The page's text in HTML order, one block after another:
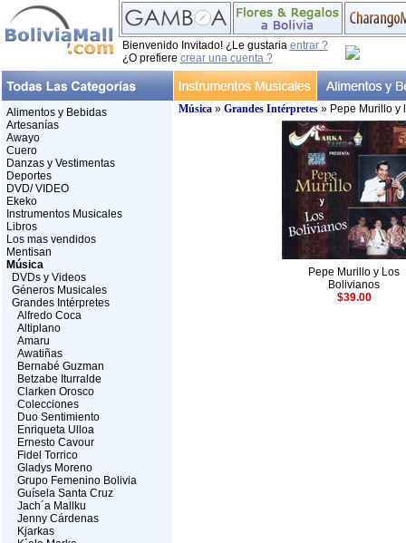
Bienvenido Invitado! ¿Le gustaria entrar ?
¿O prefiere crear una cuenta ?
Alimentos y Bebidas
Artesanías
Awayo
Cuero
Danzas y Vestimentas
Deportes
DVD/ VIDEO
Ekeko
Instrumentos Musicales
Libros
Los mas vendidos
Mentisan
Música
DVDs y Videos
Géneros Musicales
Grandes Intérpretes
Alfredo Coca
Altiplano
Amaru
Awatiñas
Bernabé Guzman
Betzabe Iturralde
Clarken Orosco
Colecciones
Duo Sentimiento
Enriqueta Ulloa
Ernesto Cavour
Fidel Torrico
Gladys Moreno
Grupo Femenino Bolivia
Guísela Santa Cruz
Jach´a Mallku
Jenny Cárdenas
Kjarkas
Música» Grandes Intérpretes» Pepe Murillo y
Pepe Murillo y Los
Bolivianos
$39.00